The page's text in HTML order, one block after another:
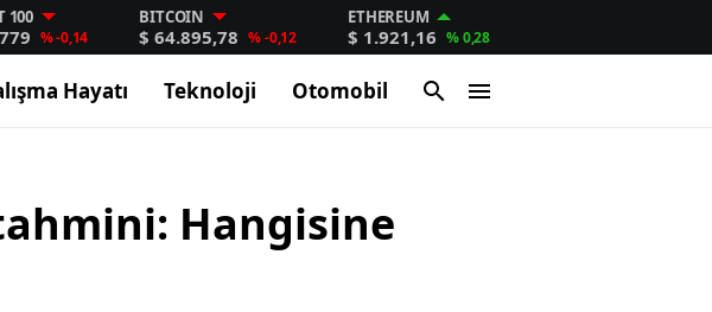
100
% -0,14
BITCOIN
$ 64.895,78 % -0,12
ETHEREUM
$ 1.921,16 % 0,28
Hayatı Teknoloji Otomobil
Hangisine